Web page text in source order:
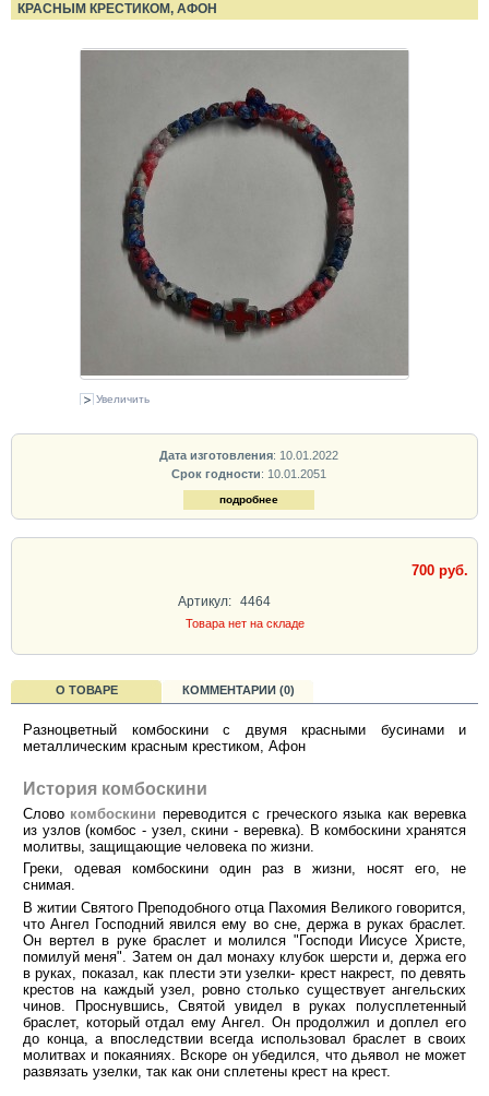
КРАСНЫМ КРЕСТИКОМ, АФОН
Увеличить
Дата изготовления: 10.01.2022
Срок годности: 10.01.2051
подробнее
700 руб.
Артикул: 4464
Товара нет на складе
О ТОВАРЕ КОММЕНТАРИИ (0)
Разноцветный комбоскини с двумя красными бусинами и
металлическим красным крестиком, Афон
История комбоскини
Слово комбоскини переводится с греческого языка как веревка
из узлов (комбос - узел, скини - веревка). В комбоскини хранятся
молитвы, защищающие человека по жизни.
Греки, одевая комбоскини один раз в жизни, носят его, не
снимая.
В житии Святого Преподобного отца Пахомия Великого говорится,
что Ангел Господний явился ему во сне, держа в руках браслет.
Он вертел в руке браслет и молился "Господи Иисусе Христе,
помилуй меня". Затем он дал монаху клубок шерсти и, держа его
в руках, показал, как плести эти узелки- крест накрест, по девять
крестов на каждый узел, ровно столько существует ангельских
чинов. Проснувшись, Святой увидел в руках полусплетенный
браслет, который отдал ему Ангел. Он продолжил и доплел его
до конца, а впоследствии всегда использовал браслет в своих
молитвах и покаяниях. Вскоре он убедился, что дьявол не может
развязать узелки, так как они сплетены крест на крест.